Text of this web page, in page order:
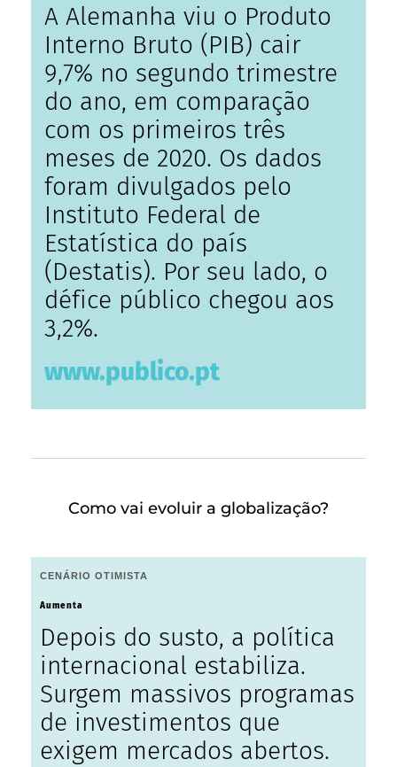
A Alemanha viu o Produto
Interno Bruto (PIB) cair
9,7% no segundo trimestre
do ano, em comparação
com os primeiros três
meses de 2020. Os dados
foram divulgados pelo
Instituto Federal de
Estatística do país
(Destatis). Por seu lado, o
défice público chegou aos
3,2%.
www.publico.pt
Como vai evoluir a globalização?
CENÁRIO OTIMISTA
Aumenta
Depois do susto, a política
internacional estabiliza.
Surgem massivos programas
de investimentos que
exigem mercados abertos.